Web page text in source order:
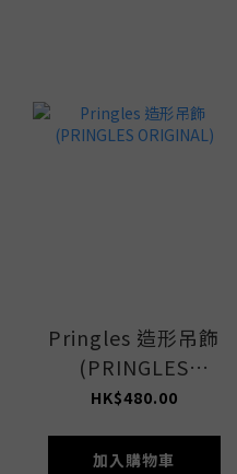
Pringles 造形吊飾
(PRINGLES
ORIGINAL)
HK$480.00
加入購物車